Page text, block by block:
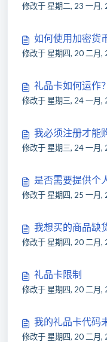
修改于 星期二, 23 一月
如何使用加密货
修改于 星期四, 20 二月
礼品卡如何运作？
修改于 星期三, 24 一月,
我必须注册才能
修改于 星期三, 24 一月,
是否需要提供个
修改于 星期四, 25 一月
我想买的商品缺
修改于 星期四, 20 二月,
礼品卡限制
修改于 星期四, 20 二月,
我的礼品卡代码
修改于 星期四, 20 二月